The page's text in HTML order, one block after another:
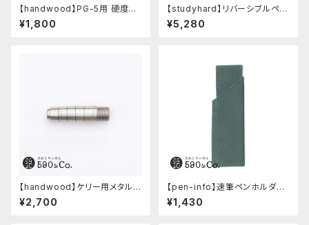
【handwood】PG-5用 硬度表
示窓 (ステンレス/楕円窓)
¥1,800
【studyhard】リバーシブルペン
ケース (ブラック)
¥5,280
【handwood】ケリー用メタルグ
¥2,700
【pen-info】速筆ペンホルダー
590&Co.別注色 (アクアブル
ー)
¥1,430